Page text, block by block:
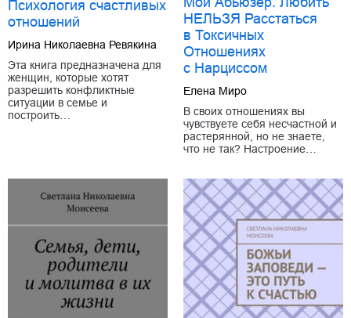
Психология счастливых
отношений
Ирина Николаевна Ревякина
Эта книга предназначена для
женщин, которые хотят
разрешить конфликтные
ситуации в семье и
построить…
НЕЛЬЗЯ Расстаться
в Токсичных
Отношениях
с Нарциссом
Елена Миро
В своих отношениях вы
чувствуете себя несчастной и
растерянной, но не знаете,
что не так? Настроение…